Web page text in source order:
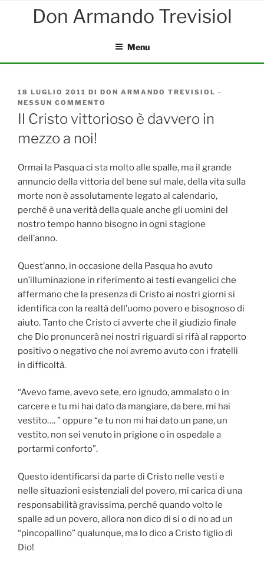
Menu
PUBBLICATO
IL
18 LUGLIO 2011 DI DON ARMANDO TREVISIOL -
NESSUN COMMENTO
IL
CRISTO
IN
MEZZO
A
NOI!
Il Cristo vittorioso è davvero in
mezzo a noi!
Ormai la Pasqua ci sta molto alle spalle, ma il grande
annuncio della vittoria del bene sul male, della vita sulla
morte non è assolutamente legato al calendario,
perché è una verità della quale anche gli uomini del
nostro tempo hanno bisogno in ogni stagione
dell’anno.
Quest’anno, in occasione della Pasqua ho avuto
un’illuminazione in riferimento ai testi evangelici che
affermano che la presenza di Cristo ai nostri giorni si
identifica con la realtà dell’uomo povero e bisognoso di
aiuto. Tanto che Cristo ci avverte che il giudizio finale
che Dio pronuncerà nei nostri riguardi si rifà al rapporto
positivo o negativo che noi avremo avuto con i fratelli
in difficoltà.
“Avevo fame, avevo sete, ero ignudo, ammalato o in
carcere e tu mi hai dato da mangiare, da bere, mi hai
vestito…. ” oppure “e tu non mi hai dato un pane, un
vestito, non sei venuto in prigione o in ospedale a
portarmi conforto”.
Questo identificarsi da parte di Cristo nelle vesti e
nelle situazioni esistenziali del povero, mi carica di una
responsabilità gravissima, perché quando volto le
spalle ad un povero, allora non dico di si o di no ad un
“pincopallino” qualunque, ma lo dico a Cristo figlio di
Dio!